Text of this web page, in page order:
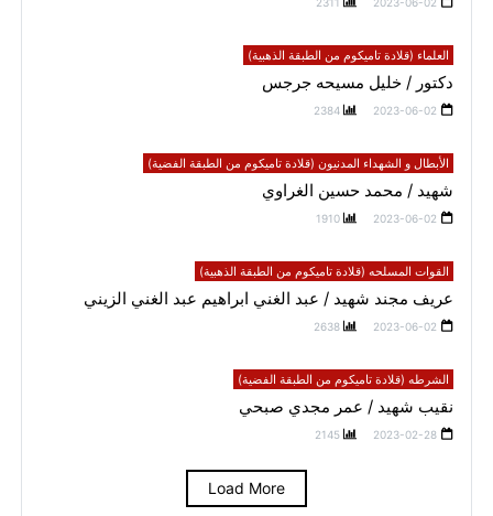
العلماء (قلادة تاميكوم من الطبقة الذهبية)
دكتور / خليل مسيحه جرجس
2023-06-02
2384
الأبطال و الشهداء المدنيون (قلادة تاميكوم من الطبقة الفضية)
شهيد / محمد حسين الغراوي
2023-06-02
1910
القوات المسلحه (قلادة تاميكوم من الطبقة الذهبية)
عريف مجند شهيد / عبد الغني ابراهيم عبد الغني الزيني
2023-06-02
2638
الشرطه (قلادة تاميكوم من الطبقة الفضية)
نقيب شهيد / عمر مجدي صبحي
2023-02-28
2145
Load More